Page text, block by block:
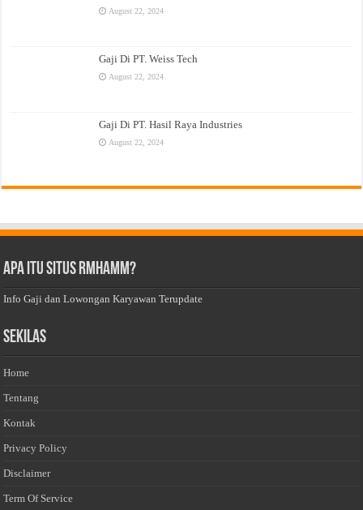
August 22, 2024
Gaji Di PT. Weiss Tech
August 22, 2024
Gaji Di PT. Hasil Raya Industries
August 22, 2024
Apa Itu Situs Rmhamm?
Info Gaji dan Lowongan Karyawan Terupdate
Sekilas
Home
Tentang
Kontak
Privacy Policy
Disclaimer
Term Of Service